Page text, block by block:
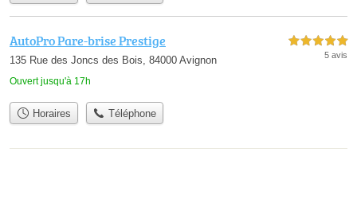
AutoPro Pare-brise Prestige
135 Rue des Joncs des Bois, 84000 Avignon
Ouvert jusqu'à 17h
5,0 étoiles sur 5
5 avis
Horaires Téléphone